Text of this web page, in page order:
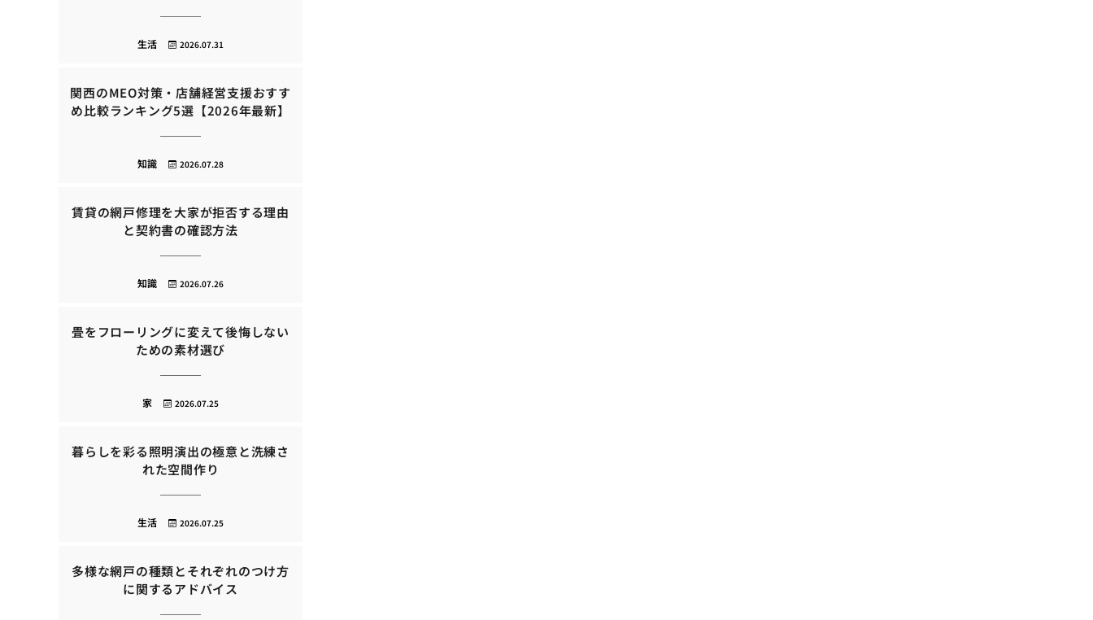
2026.07.31
生活
関西のMEO対策・店舗経営支援おすす
め比較ランキング5選【2026年最新】
2026.07.28
知識
賃貸の網戸修理を大家が拒否する理由
と契約書の確認方法
2026.07.26
知識
畳をフローリングに変えて後悔しない
ための素材選び
2026.07.25
家
暮らしを彩る照明演出の極意と洗練さ
れた空間作り
2026.07.25
生活
多様な網戸の種類とそれぞれのつけ方
に関するアドバイス